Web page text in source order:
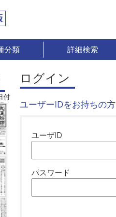
分類 詳細検索
付
ログイン
ユーザーIDをお持ちの方
ユーザID
パスワード